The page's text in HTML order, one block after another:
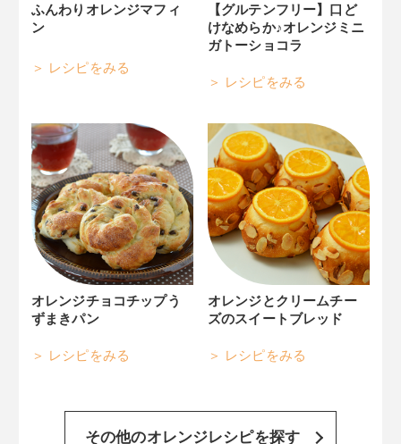
ふんわりオレンジマフィ
ン
レシピをみる
【グルテンフリー】口ど
けなめらか♪オレンジミニ
ガトーショコラ
レシピをみる
オレンジチョコチップう
ずまきパン
レシピをみる
オレンジとクリームチー
ズのスイートブレッド
レシピをみる
その他のオレンジレシピを探す